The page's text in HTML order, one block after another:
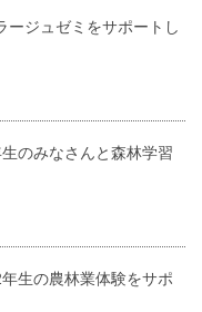
ージュゼミをサポートし
のみなさんと森林学習
生の農林業体験をサポ